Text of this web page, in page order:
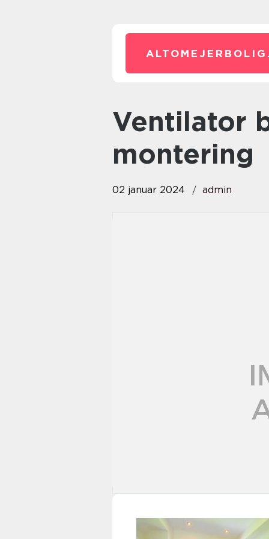
ventilator badeværelse loft
montering
02 januar 2024 admin